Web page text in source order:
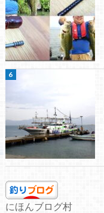
にほんブログ村